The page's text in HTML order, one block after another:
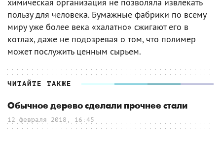
пользу для человека. Бумажные фабрики по всему
миру уже более века «халатно» сжигают его в
котлах, даже не подозревая о том, что полимер
может послужить ценным сырьем.
ЧИТАЙТЕ ТАКЖЕ
Обычное дерево сделали прочнее стали
12 февраля 2018, 16:45